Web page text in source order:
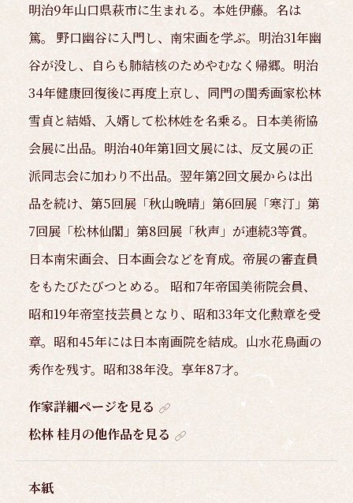
明治9年山口県萩市に生まれる。本姓伊藤。名は
篤。 野口幽谷に入門し、南宋画を学ぶ。明治31年幽
谷が没し、自らも肺結核のためやむなく帰郷。明治
34年健康回復後に再度上京し、同門の閨秀画家松林
雪貞と結婚、入婿して松林姓を名乗る。日本美術協
会展に出品。明治40年第1回文展には、反文展の正
派同志会に加わり不出品。翌年第2回文展からは出
品を続け、第5回展「秋山晩晴」第6回展「寒汀」第
7回展「松林仙閣」第8回展「秋声」が連続3等賞。
日本南宋画会、日本画会などを育成。帝展の審査員
をもたびたびつとめる。 昭和7年帝国美術院会員、
昭和19年帝室技芸員となり、昭和33年文化勲章を受
章。昭和45年には日本南画院を結成。山水花鳥画の
秀作を残す。昭和38年没。享年87才。
作家詳細ページを見る
松林 桂月の他作品を見る
本紙